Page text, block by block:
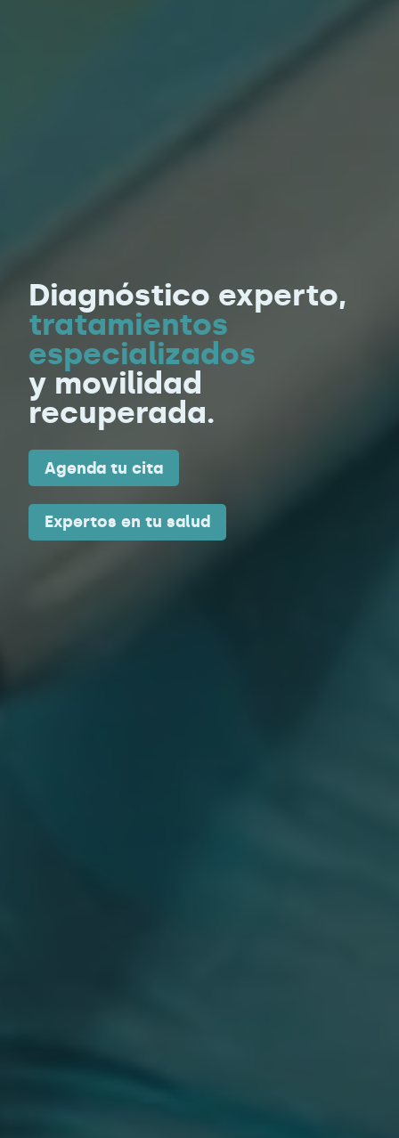
Diagnóstico experto,
tratamientos
especializados
y movilidad
recuperada.
Agenda tu cita
Expertos en tu salud